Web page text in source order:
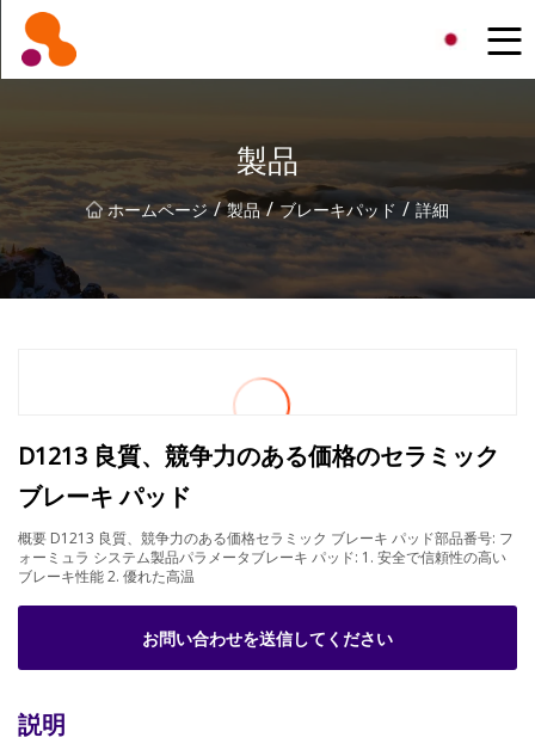
製品
ホームページ / 製品 / ブレーキパッド / 詳細
D1213 良質、競争力のある価格のセラミック
ブレーキ パッド
概要 D1213 良質、競争力のある価格セラミック ブレーキ パッド部品番号: フ
ォーミュラ システム製品パラメータブレーキ パッド: 1. 安全で信頼性の高い
ブレーキ性能 2. 優れた高温
お問い合わせを送信してください
説明